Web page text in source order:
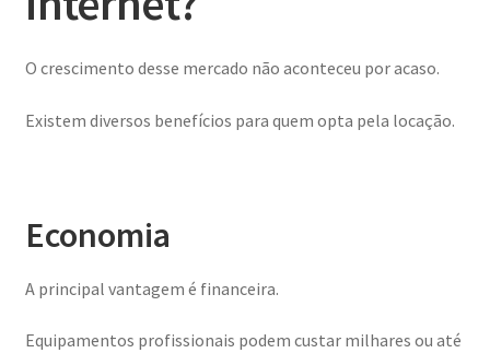
O crescimento desse mercado não aconteceu por acaso.
Existem diversos benefícios para quem opta pela locação.
Economia
A principal vantagem é financeira.
Equipamentos profissionais podem custar milhares ou até